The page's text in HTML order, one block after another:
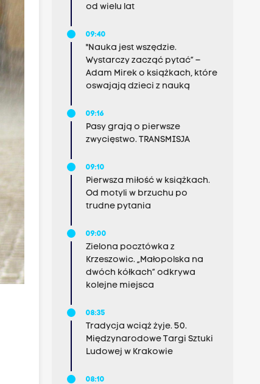
od wielu lat
09:40
"Nauka jest wszędzie.
Wystarczy zacząć pytać” –
Adam Mirek o książkach, które
oswajają dzieci z nauką
09:16
Pasy grają o pierwsze
zwycięstwo. TRANSMISJA
09:10
Pierwsza miłość w książkach.
Od motyli w brzuchu po
trudne pytania
09:00
Zielona pocztówka z
Krzeszowic. „Małopolska na
dwóch kółkach” odkrywa
kolejne miejsca
08:35
Tradycja wciąż żyje. 50.
Międzynarodowe Targi Sztuki
Ludowej w Krakowie
08:10